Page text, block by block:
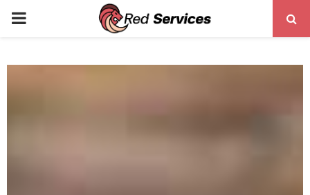
PRIMARY